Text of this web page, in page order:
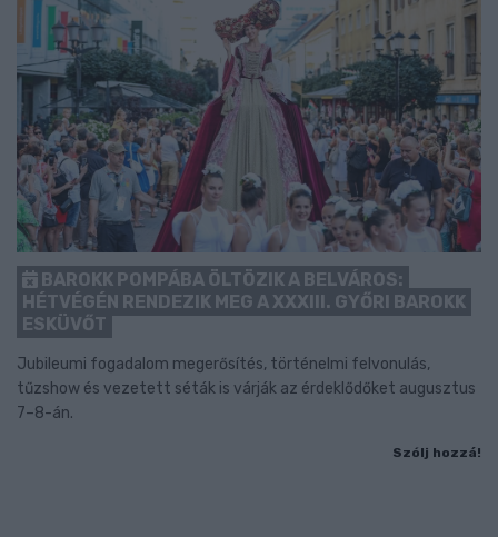
BAROKK POMPÁBA ÖLTÖZIK A BELVÁROS:
HÉTVÉGÉN RENDEZIK MEG A XXXIII. GYŐRI BAROKK
ESKÜVŐT
Jubileumi fogadalom megerősítés, történelmi felvonulás,
tűzshow és vezetett séták is várják az érdeklődőket augusztus
7–8-án.
Szólj hozzá!